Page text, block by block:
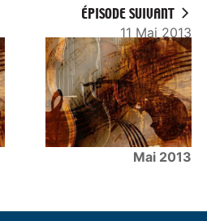
ÉPISODE SUIVANT
11 Mai 2013
Mai 2013